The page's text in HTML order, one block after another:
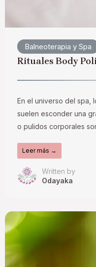
Balneoterapia y Spa
Rituales Body
En el universo del spa,
suelen esconder una
o pulidos corporales
Leer más →
Written by
Odayaka